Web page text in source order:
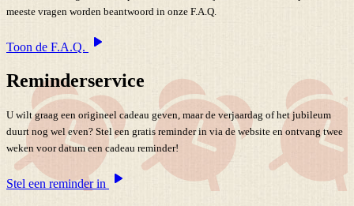
meeste vragen worden beantwoord in onze F.A.Q.
Toon de F.A.Q.
Reminderservice
U wilt graag een origineel cadeau geven, maar de verjaardag of het jubileum
duurt nog wel even? Stel een gratis reminder in via de website en ontvang twee
weken voor datum een cadeau reminder!
Stel een reminder in